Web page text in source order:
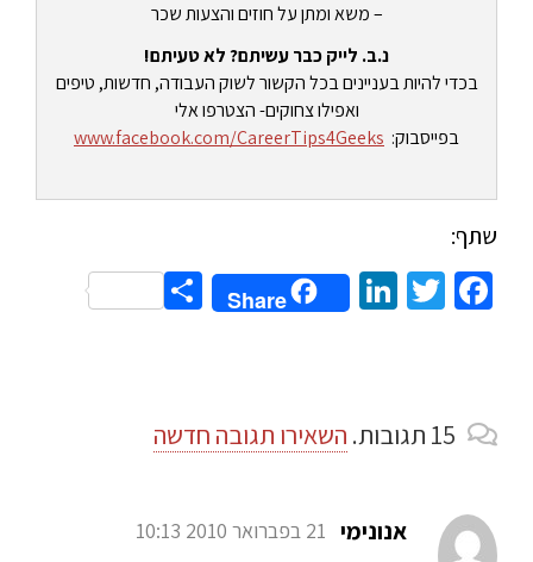
– משא ומתן על חוזים והצעות שכר
נ.ב. לייק כבר עשיתם? לא טעיתם!
בכדי להיות בעניינים בכל הקשור לשוק העבודה, חדשות, טיפים
ואפילו צחוקים- הצטרפו אלי
בפייסבוק: www.facebook.com/CareerTips4Geeks
שתף:
Facebook
Twitter
LinkedIn
Share
Share
15 תגובות. השאירו תגובה חדשה
אנונימי 21 בפברואר 2010 10:13